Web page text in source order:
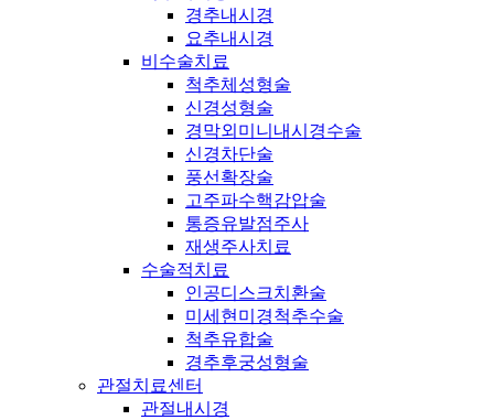
경추내시경
요추내시경
비수술치료
척추체성형술
신경성형술
경막외미니내시경수술
신경차단술
풍선확장술
고주파수핵감압술
통증유발점주사
재생주사치료
수술적치료
인공디스크치환술
미세현미경척추수술
척추유합술
경추후궁성형술
관절치료센터
관절내시경